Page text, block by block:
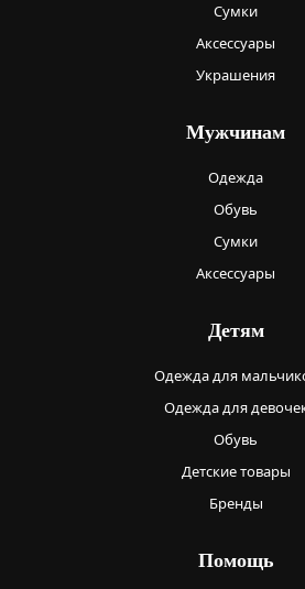
Сумки
Аксессуары
Украшения
Мужчинам
Одежда
Обувь
Сумки
Аксессуары
Детям
Одежда для
Одежда для
Обувь
Детские товары
Бренды
Помощь